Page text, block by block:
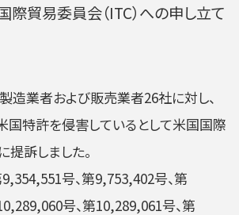
際貿易委員会（ITC）への申し立て
造業者および販売業者26社に対し、
国特許を侵害しているとして米国国際
提訴しました。
号、第9,753,402号、第
号、第10,289,061号、第